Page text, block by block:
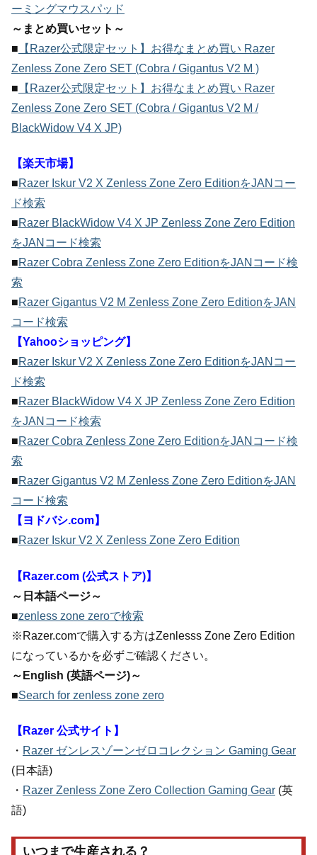
ーミングマウスパッド
～まとめ買いセット～
■ 【Razer公式限定セット】お得なまとめ買い Razer
Zenless Zone Zero SET (Cobra / Gigantus V2 M )
■ 【Razer公式限定セット】お得なまとめ買い Razer
Zenless Zone Zero SET (Cobra / Gigantus V2 M /
BlackWidow V4 X JP)
【楽天市場】
■Razer Iskur V2 X Zenless Zone Zero EditionをJANコー
ド検索
■Razer BlackWidow V4 X JP Zenless Zone Zero Edition
をJANコード検索
■Razer Cobra Zenless Zone Zero EditionをJANコード検
索
■Razer Gigantus V2 M Zenless Zone Zero EditionをJAN
コード検索
【Yahooショッピング】
■Razer Iskur V2 X Zenless Zone Zero EditionをJANコー
ド検索
■Razer BlackWidow V4 X JP Zenless Zone Zero Edition
をJANコード検索
■Razer Cobra Zenless Zone Zero EditionをJANコード検
索
■Razer Gigantus V2 M Zenless Zone Zero EditionをJAN
コード検索
【ヨドバシ.com】
■Razer Iskur V2 X Zenless Zone Zero Edition
【Razer.com (公式ストア)】
～日本語ページ～
■zenless zone zeroで検索
※Razer.comで購入する方はZenlesss Zone Zero Edition
になっているかを必ずご確認ください。
～English (英語ページ)～
■Search for zenless zone zero
【Razer 公式サイト】
・ Razer ゼンレスゾーンゼロコレクション Gaming Gear
(日本語)
・ Razer Zenless Zone Zero Collection Gaming Gear (英
語)
いつまで生産される？